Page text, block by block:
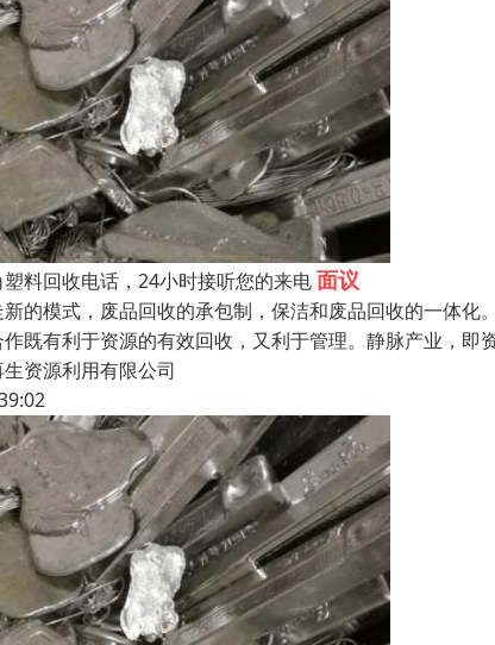
料回收电话，24小时接听您的来电面议
的模式，废品回收的承包制，保洁和废品回收的一体
既有利于资源的有效回收，又利于管理。静脉产业，
资源利用有限公司